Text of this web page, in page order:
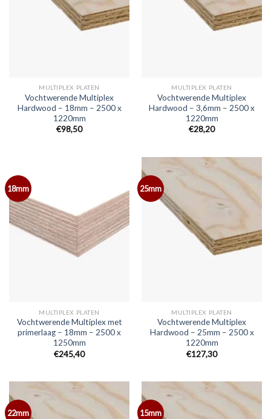
MULTIPLEX PLATEN
Vochtwerende Multiplex
Hardwood – 18mm – 2500 x
1220mm
€98,50
MULTIPLEX PLATEN
Vochtwerende Multiplex
Hardwood – 3,6mm – 2500 x
1220mm
€28,20
18mm
MULTIPLEX PLATEN
Vochtwerende Multiplex met
primerlaag – 18mm – 2500 x
1250mm
€245,40
25mm
MULTIPLEX PLATEN
Vochtwerende Multiplex
Hardwood – 25mm – 2500 x
1220mm
€127,30
22mm 15mm